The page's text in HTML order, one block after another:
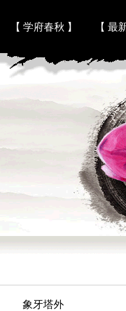
【 学府春秋 】 【 最
象牙塔外